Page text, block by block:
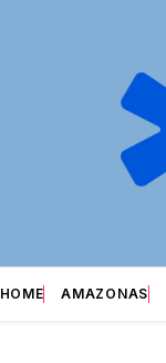
HOME AMAZONAS